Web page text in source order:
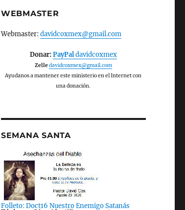
WEBMASTER
Webmaster: davidcoxmex@gmail.com
Donar:PayPaldavidcoxmex
Zelledavidcoxmex@gmail.com
Ayudanos a mantener este ministerio en el Internet con
una donación.
SEMANA SANTA
Folleto: Doct16 Nuestro Enemigo Satanás